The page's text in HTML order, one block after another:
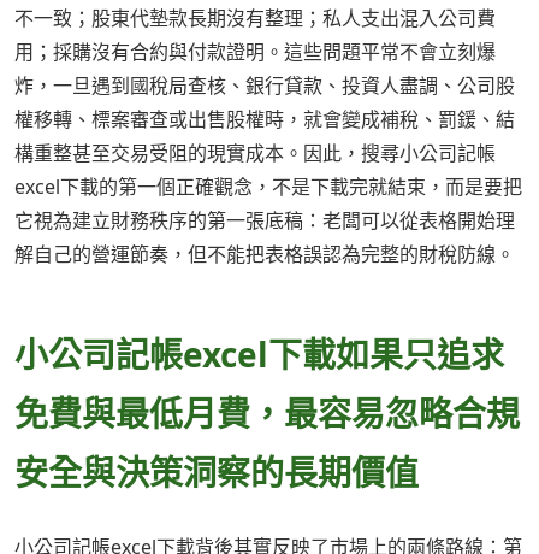
不一致；股東代墊款長期沒有整理；私人支出混入公司費
用；採購沒有合約與付款證明。這些問題平常不會立刻爆
炸，一旦遇到國稅局查核、銀行貸款、投資人盡調、公司股
權移轉、標案審查或出售股權時，就會變成補稅、罰鍰、結
構重整甚至交易受阻的現實成本。因此，搜尋小公司記帳
excel下載的第一個正確觀念，不是下載完就結束，而是要把
它視為建立財務秩序的第一張底稿：老闆可以從表格開始理
解自己的營運節奏，但不能把表格誤認為完整的財稅防線。
小公司記帳excel下載如果只追求
免費與最低月費，最容易忽略合規
安全與決策洞察的長期價值
小公司記帳excel下載背後其實反映了市場上的兩條路線：第